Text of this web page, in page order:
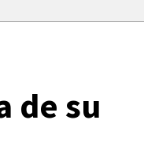
de su